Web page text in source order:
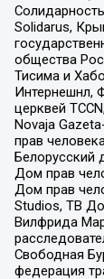
Solidarus,
общества
Тисима и
Интернешнл,
церквей
Novaja
прав
Белорусский
Дом прав
Дом прав
Studios, ТВ
Вилфрида
Свободная
федерация